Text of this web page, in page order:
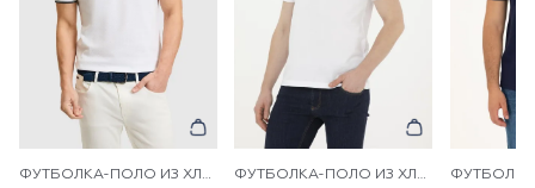
ФУТБОЛКА-ПОЛО ИЗ ХЛОПКА С КОНТРАСТНОЙ ОКАНТОВКОЙ ФУТБОЛКА-ПОЛО ИЗ ХЛОПКА